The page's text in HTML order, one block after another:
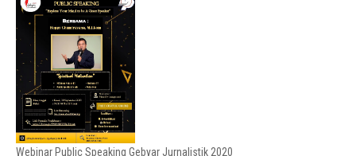
Webinar Public Speaking Gebyar Jurnalistik 2020